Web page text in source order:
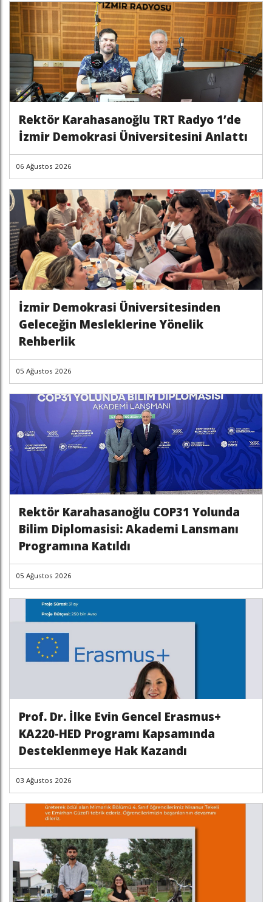
Rektör Karahasanoğlu TRT Radyo 1’de
İzmir Demokrasi Üniversitesini Anlattı
06 Ağustos 2026
İzmir Demokrasi Üniversitesinden
Geleceğin Mesleklerine Yönelik
Rehberlik
05 Ağustos 2026
Rektör Karahasanoğlu COP31 Yolunda
Bilim Diplomasisi: Akademi Lansmanı
Programına Katıldı
05 Ağustos 2026
Prof. Dr. İlke Evin Gencel Erasmus+
KA220-HED Programı Kapsamında
Desteklenmeye Hak Kazandı
03 Ağustos 2026